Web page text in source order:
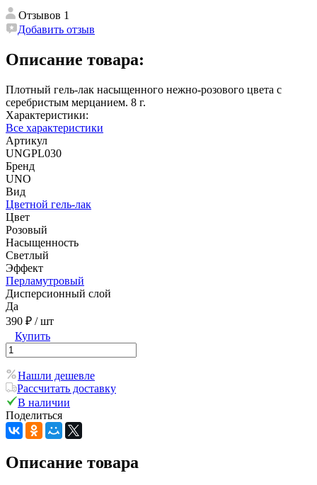
Отзывов 1
Добавить отзыв
Описание товара:
Плотный гель-лак насыщенного нежно-розового цвета с
серебристым мерцанием. 8 г.
Характеристики:
Все характеристики
Артикул
UNGPL030
Бренд
UNO
Вид
Цветной гель-лак
Цвет
Розовый
Насыщенность
Светлый
Эффект
Перламутровый
Дисперсионный слой
Да
390 ₽ / шт
Купить
Нашли дешевле
Рассчитать доставку
В наличии
Поделиться
Описание товара